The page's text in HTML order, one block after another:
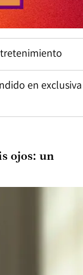
en exclusiva
ojos: un